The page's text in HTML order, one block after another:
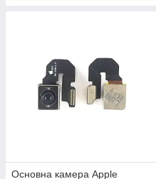
Основна камера Apple